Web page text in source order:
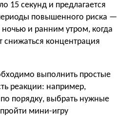
15 секунд и предлагается
повышенного риска —
и ранним утром, когда
снижаться концентрация
выполнить простые
реакции: например,
порядку, выбрать нужные
мини-игру